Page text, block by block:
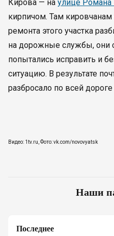
Кирова — на улице Романа
кирпичом. Там
ремонта этого участка
на дорожные службы, они
попытались исправить и
ситуацию. В результате
разбросало по всей дороге
Видео: 1tv.ru, Фото: vk.com/novovyatsk
Наши
Последнее